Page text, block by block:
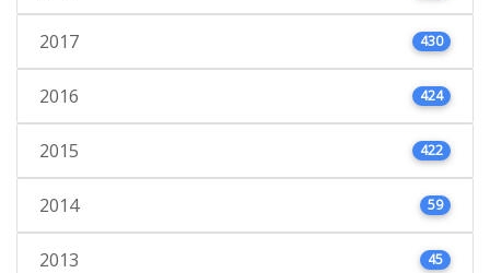
2017 430
2016 424
2015 422
2014 59
2013 45